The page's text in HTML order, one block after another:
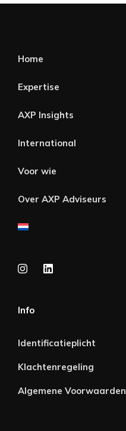
Home
Expertise
AXP Insights
International
Voor wie
Over AXP Adviseurs
Info
Identificatieplicht
Klachtenregeling
Algemene Voorwaarden